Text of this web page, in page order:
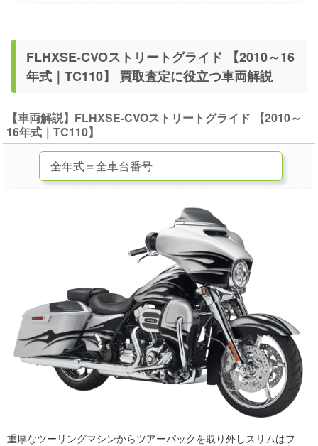
FLHXSE-CVOストリートグライド 【2010～16
年式｜TC110】 買取査定に役立つ車両解説
【車両解説】FLHXSE-CVOストリートグライド 【2010～
16年式｜TC110】
重厚なツーリングマシンからツアーパックを取り外しスリムはフ